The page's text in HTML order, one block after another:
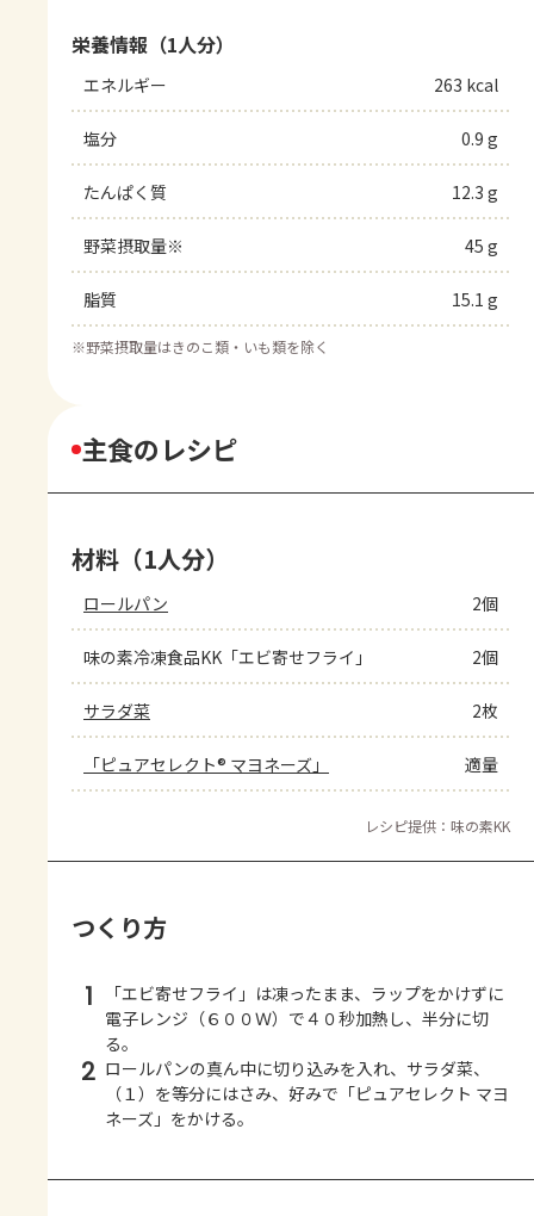
栄養情報（1人分）
エネルギー 263 kcal
塩分 0.9 g
たんぱく質 12.3 g
野菜摂取量※ 45 g
脂質 15.1 g
※野菜摂取量はきのこ類・いも類を除く
主食のレシピ
材料（1人分）
ロールパン 2個
味の素冷凍食品KK「エビ寄せフライ」 2個
サラダ菜 2枚
「ピュアセレクト® マヨネーズ」 適量
レシピ提供：味の素KK
つくり方
1
「エビ寄せフライ」は凍ったまま、ラップをかけずに
電子レンジ（６００Ｗ）で４０秒加熱し、半分に切
る。
2 ロールパンの真ん中に切り込みを入れ、サラダ菜、
（１）を等分にはさみ、好みで「ピュアセレクト マヨ
ネーズ」をかける。